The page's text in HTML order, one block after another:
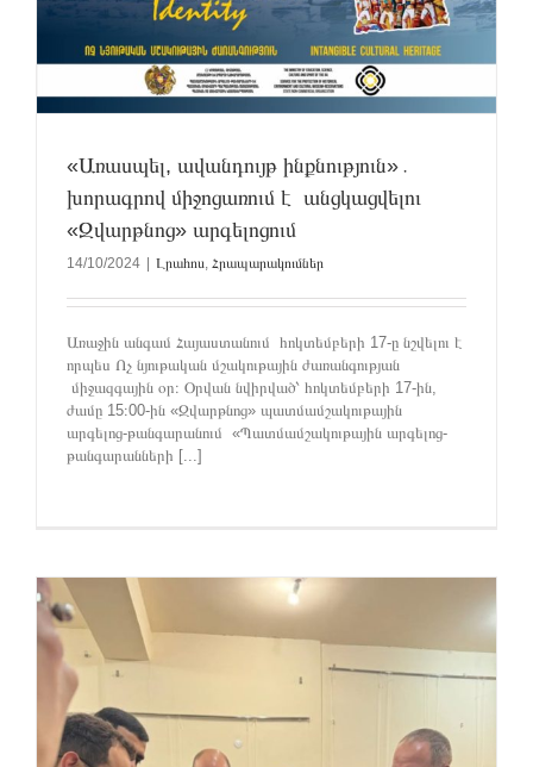
«Առասպել, ավանդույթ ինքնություն»․
խորագրով միջոցառում է անցկացվելու
«Զվարթնոց» արգելոցում
14/10/2024 | Լրահոս, Հրապարակումներ
Առաջին անգամ Հայաստանում հոկտեմբերի 17-ը նշվելու է
որպես Ոչ նյութական մշակութային ժառանգության
միջազգային օր։ Օրվան նվիրված՝ հոկտեմբերի 17-ին,
ժամը 15։00-ին «Զվարթնոց» պատմամշակութային
արգելոց-թանգարանում «Պատմամշակութային արգելոց-
թանգարանների [...]